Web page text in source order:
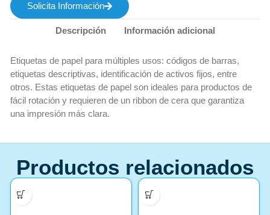
Solicita Información
Descripción Información adicional
Etiquetas de papel para múltiples usos: códigos de barras,
etiquetas descriptivas, identificación de activos fijos, entre
otros. Estas etiquetas de papel son ideales para productos de
fácil rotación y requieren de un ribbon de cera que garantiza
una impresión más clara.
Productos relacionados